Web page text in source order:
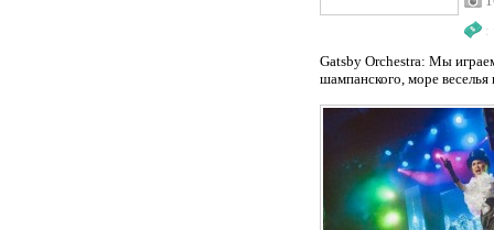
:
Gatsby Orchestra: Мы
шампанского, море